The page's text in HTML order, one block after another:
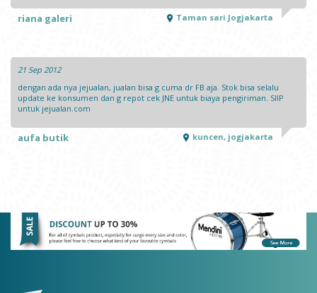
Live Sound
riana galeri Taman sari Jogjakarta
21 Sep 2012
dengan ada nya jejualan, jualan bisa g cuma dr FB aja. Stok bisa selalu
update ke konsumen dan g repot cek JNE untuk biaya pengiriman. SIIP
untuk jejualan.com
aufa butik kuncen, jogjakarta